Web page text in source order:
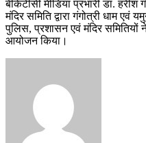
बीकेटीसी मीडिया प्रभारी डा. हरीश
मंदिर समिति द्वारा गंगोत्री धाम एवं
पुलिस, प्रशासन एवं मंदिर समितियों
आयोजन किया।